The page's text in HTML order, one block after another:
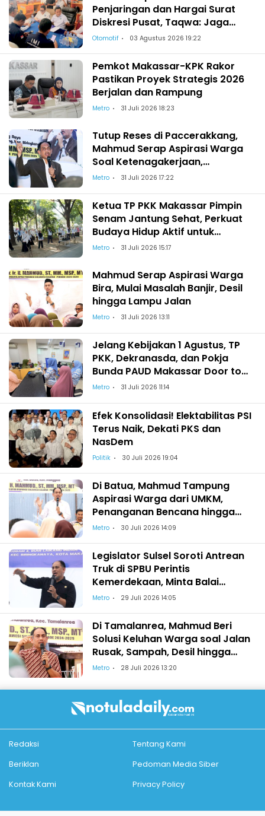
Penjaringan dan Hargai Surat
Diskresi Pusat, Taqwa: Jaga
Kekeluargaan-Kebersamaan
Otomotif 03 Agustus 2026 19:22
Pemkot Makassar-KPK Rakor
Pastikan Proyek Strategis 2026
Berjalan dan Rampung
Metro 31 Juli 2026 18:23
Tutup Reses di Paccerakkang,
Mahmud Serap Aspirasi Warga
Soal Ketenagakerjaan,
Pendidikan hingga Akses
Metro 31 Juli 2026 17:22
Ketua TP PKK Makassar Pimpin
Senam Jantung Sehat, Perkuat
Budaya Hidup Aktif untuk
Wujudkan Keluarga Berdaya
Metro 31 Juli 2026 15:17
Mahmud Serap Aspirasi Warga
Bira, Mulai Masalah Banjir, Desil
hingga Lampu Jalan
Metro 31 Juli 2026 13:11
Jelang Kebijakan 1 Agustus, TP
PKK, Dekranasda, dan Pokja
Bunda PAUD Makassar Door to
Door Edukasi Pemilahan Sampah
Metro 31 Juli 2026 11:14
Efek Konsolidasi! Elektabilitas PSI
Terus Naik, Dekati PKS dan
NasDem
Politik 30 Juli 2026 19:04
Di Batua, Mahmud Tampung
Aspirasi Warga dari UMKM,
Penanganan Bencana hingga
Zonasi Sekolah
Metro 30 Juli 2026 14:09
Legislator Sulsel Soroti Antrean
Truk di SPBU Perintis
Kemerdekaan, Minta Balai
Perhubungan Bertindak
Metro 29 Juli 2026 14:05
Di Tamalanrea, Mahmud Beri
Solusi Keluhan Warga soal Jalan
Rusak, Sampah, Desil hingga
Akses SMA Negeri
Metro 28 Juli 2026 13:20
Redaksi
Tentang Kami
Beriklan
Pedoman Media Siber
Kontak Kami
Privacy Policy